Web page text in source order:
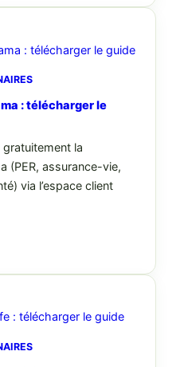
: télécharger le
la
(PER, assurance-vie,
via l’espace client